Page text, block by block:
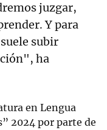
juzgar,
Y para
subir
ha
en Lengua
2024 por parte de